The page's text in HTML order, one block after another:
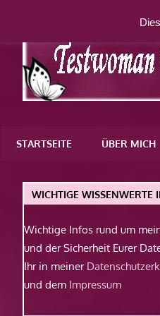
springen
WordPress-
STARTSEITE ÜBER MICH
WICHTIGE WISSENWERTE
Wichtige Infos rund um
und der Sicherheit Eurer
Ihr in meiner
und dem Impressum